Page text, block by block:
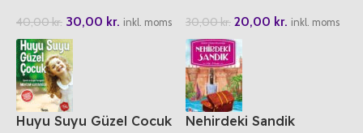
40,00kr. 30,00 kr. inkl. moms 30,00kr. 20,00 kr. inkl. moms
Huyu Suyu Güzel Cocuk Nehirdeki Sandik